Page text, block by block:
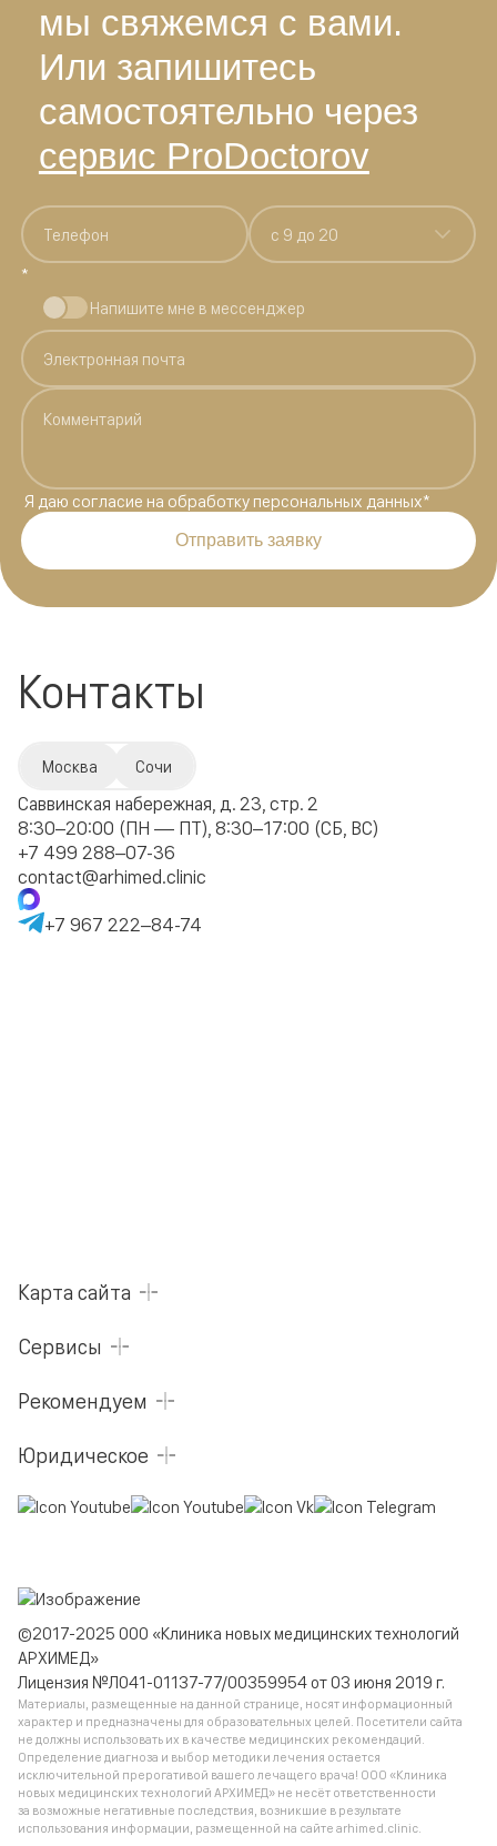
мы свяжемся с вами.
Или запишитесь
самостоятельно через
сервис ProDoctorov
*
c 9 до 20
Напишите мне в мессенджер
Я даю согласие на обработку персональных данных*
Отправить заявку
Контакты
Москва Сочи
Саввинская набережная, д. 23, стр. 2
8:30–20:00 (ПН — ПТ), 8:30–17:00 (СБ, ВС)
+7 499 288–07-36
contact@arhimed.clinic
+7 967 222–84-74
Карта сайта
Сервисы
Рекомендуем
Юридическое
©2017-2025 ООО «Клиника новых медицинских технологий
АРХИМЕД»
Лицензия №Л041-01137-77/00359954 от 03 июня 2019 г.
Материалы, размещенные на данной странице, носят информационный
характер и предназначены для образовательных целей. Посетители сайта
не должны использовать их в качестве медицинских рекомендаций.
Определение диагноза и выбор методики лечения остается
исключительной прерогативой вашего лечащего врача! ООО «Клиника
новых медицинских технологий АРХИМЕД» не несёт ответственности
за возможные негативные последствия, возникшие в результате
использования информации, размещенной на сайте arhimed.clinic.